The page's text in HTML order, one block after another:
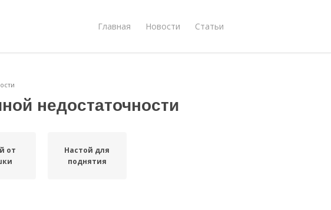
Главная Новости Статьи
недостаточности
от
Настой для
поднятия